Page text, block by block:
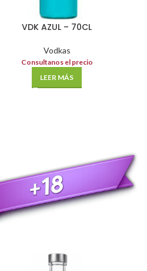
VDK AZUL – 70CL
Vodkas
Consultanos el precio
LEER MÁS